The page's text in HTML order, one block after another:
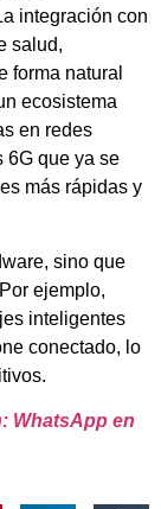
integración con
salud,
forma natural
ecosistema
en redes
6G que ya se
más rápidas y
sino que
ejemplo,
inteligentes
conectado, lo
WhatsApp en